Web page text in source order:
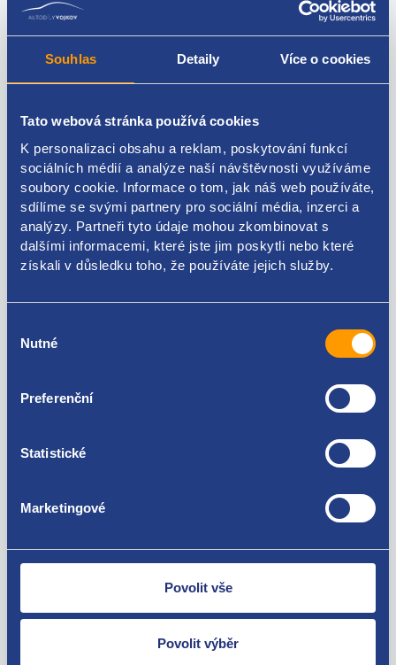
Souhlas Detaily Více o cookies
Tato webová stránka používá cookies
K personalizaci obsahu a reklam, poskytování funkcí
sociálních médií a analýze naší návštěvnosti využíváme
soubory cookie. Informace o tom, jak náš web používáte,
sdílíme se svými partnery pro sociální média, inzerci a
analýzy. Partneři tyto údaje mohou zkombinovat s
dalšími informacemi, které jste jim poskytli nebo které
získali v důsledku toho, že používáte jejich služby.
souhlasu
Nutné
Preferenční
Statistické
Marketingové
Povolit vše
Povolit výběr
volantová tyč / sloupek řízení
originální číslo Renault: 488100059R
Kódy produktu
488100059R
Použitelné pro vozy
Nejste spokojeni? Vyřešíme to!